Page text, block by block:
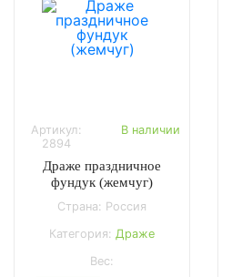
Артикул:
2894
В наличии
Драже праздничное
фундук (жемчуг)
Страна: Россия
Категория: Драже
Вес: